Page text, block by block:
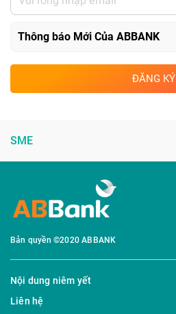
ĐĂNG KÝ
SME
Bản quyền ©2020 ABBANK
Nội dung niêm yết
Liên hệ